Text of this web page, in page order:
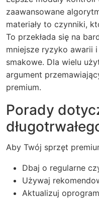
zaawansowane
materiały to czynniki,
To przekłada się na
mniejsze ryzyko awarii
smakowe. Dla wielu
argument
premium.
Porady
Aby Twój sprzęt
Dbaj o regularne
Używaj
Aktualizuj